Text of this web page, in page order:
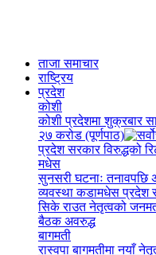
ताजा समाचार
राष्ट्रिय
प्रदेश
कोशी
कोशी प्रदेशमा शुक्रबार
२७ करोड (पूर्णपाठ)
प्रदेश सरकार विरुद्धको रिट
मधेस
सुनसरी घटनाः तनावपछि
व्यवस्था कडामधेस प्रदेश
सिके राउत नेतृत्वको जनमत
बैठक अवरुद्ध
बागमती
रास्वपा बागमतीमा नयाँ